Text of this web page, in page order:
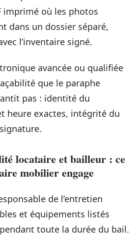
imprimé où les photos
dans un dossier séparé,
l’inventaire signé.
avancée ou qualifiée
que le paraphe
pas : identité du
heure exactes, intégrité du
locataire et bailleur : ce
mobilier engage
de l’entretien
et équipements listés
toute la durée du bail.